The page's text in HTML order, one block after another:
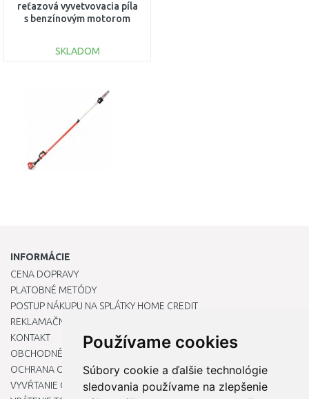
Používame cookies
Súbory cookie a ďalšie technológie
sledovania používame na zlepšenie
reťazová vyvetvovacia píla
s benzínovým motorom
SKLADOM
Porovnať
INFORMÁCIE
CENA DOPRAVY
PLATOBNÉ METÓDY
POSTUP NÁKUPU NA SPLÁTKY HOME CREDIT
REKLAMAČNÝ PORIADOK
KONTAKT
OBCHODNÉ PODMIENKY
OCHRANA OSOBNÝCH ÚDAJOV
VYVŔTANIE OTVORU DO DREZU PRE KUCHYNSKÚ BATÉRIU